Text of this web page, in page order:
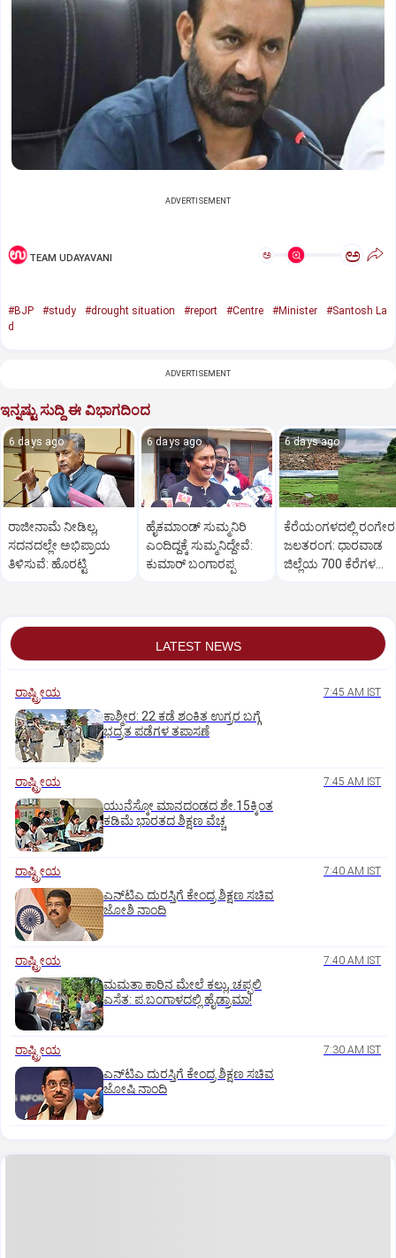
ADVERTISEMENT
TEAM UDAYAVANI ಅ ಅ
#BJP #study #drought situation #report #Centre #Minister
#Santosh La
d
ADVERTISEMENT
ಇನ್ನಷ್ಟು ಸುದ್ದಿ ಈ ವಿಭಾಗದಿಂದ
6 days ago
ರಾಜೀನಾಮೆ ನೀಡಿಲ್ಲ,
ಸದನದಲ್ಲೇ ಅಭಿಪ್ರಾಯ
ತಿಳಿಸುವೆ: ಹೊರಟ್ಟಿ
6 days ago
ಹೈಕಮಾಂಡ್ ಸುಮ್ಮನಿರಿ
ಎಂದಿದ್ದಕ್ಕೆ ಸುಮ್ಮನಿದ್ದೇವೆ:
ಕುಮಾರ್ ಬಂಗಾರಪ್ಪ
6 days ago
ಕೆರೆಯಂಗಳದಲ್ಲಿ
ಜಲತರಂಗ: ಧಾರವಾಡ
ಜಿಲ್ಲೆಯ 700 ಕೆರೆಗಳ
LATEST NEWS
ರಾಷ್ಟ್ರೀಯ 7:45 AM IST
ಕಾಶ್ಮೀರ: 22 ಕಡೆ ಶಂಕಿತ ಉಗ್ರರ ಬಗ್ಗೆ
ಭದ್ರತ ಪಡೆಗಳ ತಪಾಸಣೆ
ರಾಷ್ಟ್ರೀಯ 7:45 AM IST
ಯುನೆಸ್ಕೋ ಮಾನದಂಡದ ಶೇ.15ಕ್ಕಿಂತ
ಕಡಿಮೆ ಭಾರತದ ಶಿಕ್ಷಣ ವೆಚ್ಚ
ರಾಷ್ಟ್ರೀಯ 7:40 AM IST
ಎನ್‌ಟಿಎ ದುರಸ್ತಿಗೆ ಕೇಂದ್ರ ಶಿಕ್ಷಣ ಸಚಿವ
ಜೋಶಿ ನಾಂದಿ
ರಾಷ್ಟ್ರೀಯ 7:40 AM IST
ಮಮತಾ ಕಾರಿನ ಮೇಲೆ ಕಲ್ಲು, ಚಪ್ಪಲಿ
ಎಸೆತ: ಪ.ಬಂಗಾಳದಲ್ಲಿ ಹೈಡ್ರಾಮಾ!
ರಾಷ್ಟ್ರೀಯ 7:30 AM IST
ಎನ್‌ಟಿಎ ದುರಸ್ತಿಗೆ ಕೇಂದ್ರ ಶಿಕ್ಷಣ ಸಚಿವ
ಜೋಷಿ ನಾಂದಿ